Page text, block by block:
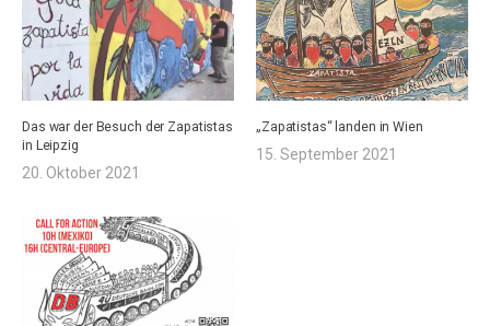
Das war der Besuch der Zapatistas
in Leipzig
20. Oktober 2021
„Zapatistas“ landen in Wien
15. September 2021